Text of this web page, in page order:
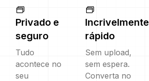
Privado e
seguro
Tudo
acontece no
seu
Incrivelmente
rápido
Sem upload,
sem espera.
Converta no